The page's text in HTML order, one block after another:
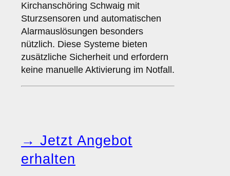
Kirchanschöring Schwaig mit
Sturzsensoren und automatischen
Alarmauslösungen besonders
nützlich. Diese Systeme bieten
zusätzliche Sicherheit und erfordern
keine manuelle Aktivierung im Notfall.
→ Jetzt Angebot
erhalten